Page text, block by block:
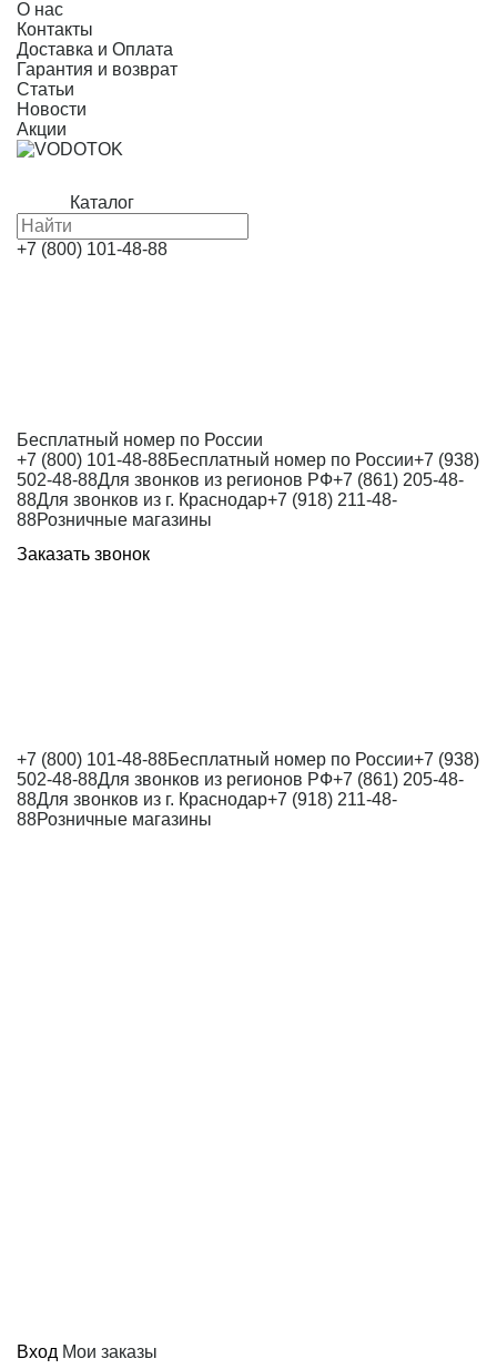
О нас
Контакты
Доставка и Оплата
Гарантия и возврат
Статьи
Новости
Акции
Каталог
+7 (800) 101-48-88
Бесплатный номер по России
+7 (800) 101-48-88Бесплатный номер по России+7 (938)
502-48-88Для звонков из регионов РФ+7 (861) 205-48-
88Для звонков из г. Краснодар+7 (918) 211-48-
88Розничные магазины
Заказать звонок
+7 (800) 101-48-88Бесплатный номер по России+7 (938)
502-48-88Для звонков из регионов РФ+7 (861) 205-48-
88Для звонков из г. Краснодар+7 (918) 211-48-
88Розничные магазины
Вход Мои заказы